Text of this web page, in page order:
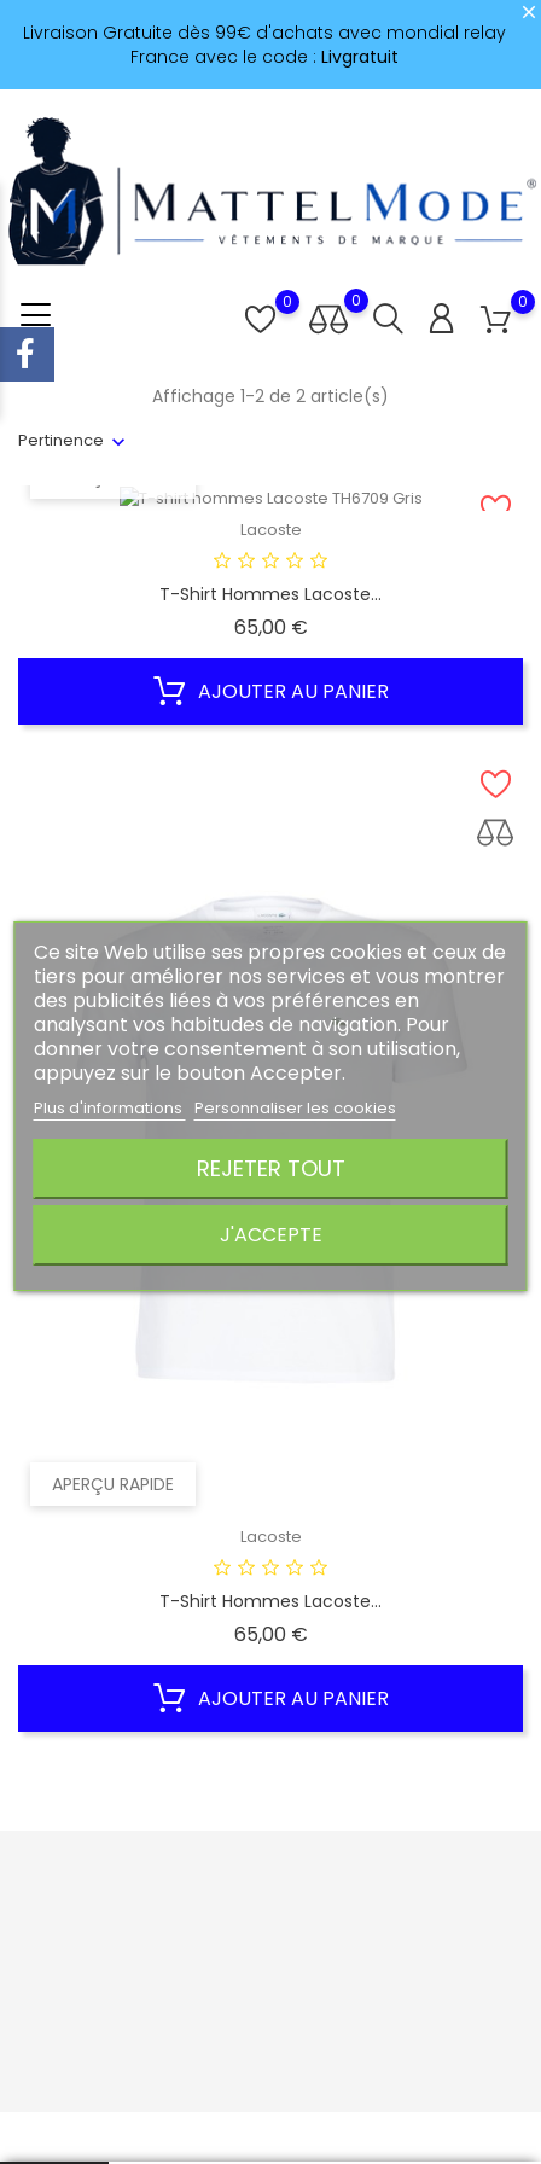
Livraison Gratuite dès 99€ d'achats avec mondial relay
France avec le code : Livgratuit
0
0
0
Ce site Web utilise ses propres cookies et ceux de
tiers pour améliorer nos services et vous montrer
des publicités liées à vos préférences en
analysant vos habitudes de navigation. Pour
donner votre consentement à son utilisation,
appuyez sur le bouton Accepter.
Plus d'informations Personnaliser les cookies
REJETER TOUT
J'ACCEPTE
Pertinence
Affichage 1-2 de 2 article(s)
Lacoste
T-Shirt Hommes Lacoste...
65,00 €Prix
AJOUTER AU PANIER
APERÇU RAPIDE
Lacoste
T-Shirt Hommes Lacoste...
65,00 €Prix
AJOUTER AU PANIER